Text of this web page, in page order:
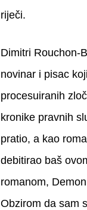
riječi.
Dimitri Rouchon-
novinar i pisac
procesuiranih
kronike pravnih
pratio, a kao
debitirao baš
romanom,
Obzirom da sam